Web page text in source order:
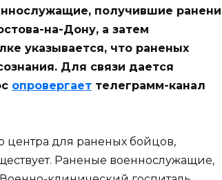
получившие
на-Дону, а затем
указывается, что раненых
Для связи дается
опровергает телеграмм-канал
центра для раненых бойцов,
Раненые военнослужащие,